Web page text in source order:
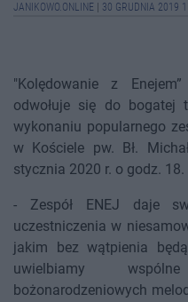
JANIKOWO.ONLINE 30 GRUDNIA 2019
"Kolędowanie z
odwołuje się do bogatej
wykonaniu popularnego
w Kościele pw. Bł.
stycznia 2020 r. o godz. 18.
- Zespół ENEJ daje
uczestniczenia w
jakim bez wątpienia
uwielbiamy
bożonarodzeniowych